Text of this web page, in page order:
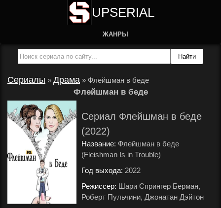
UPSERIAL
ЖАНРЫ
Сериалы » Драма » Флейшман в беде
Флейшман в беде
Сериал Флейшман в беде
(2022)
Название: Флейшман в беде
(Fleishman Is in Trouble)
Год выхода: 2022
Режиссер: Шари Спрингер Берман,
Роберт Пульчини, Джонатан Дэйтон